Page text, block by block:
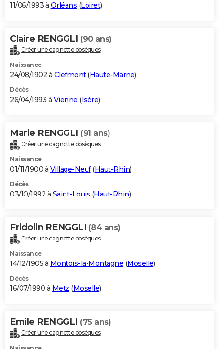
11/06/1993 à Orléans (Loiret)
Claire RENGGLI (90 ans)
Créer une cagnotte obsèques
Naissance
24/08/1902 à Clefmont(Haute-Marne)
Décès
26/04/1993 à Vienne (Isère)
Marie RENGGLI (91 ans)
Créer une cagnotte obsèques
Naissance
01/11/1900 à Village-Neuf(Haut-Rhin)
Décès
03/10/1992 à Saint-Louis (Haut-Rhin)
Fridolin RENGGLI (84 ans)
Créer une cagnotte obsèques
Naissance
14/12/1905 à Montois-la-Montagne (Moselle)
Décès
16/07/1990 à Metz (Moselle)
Emile RENGGLI (75 ans)
Créer une cagnotte obsèques